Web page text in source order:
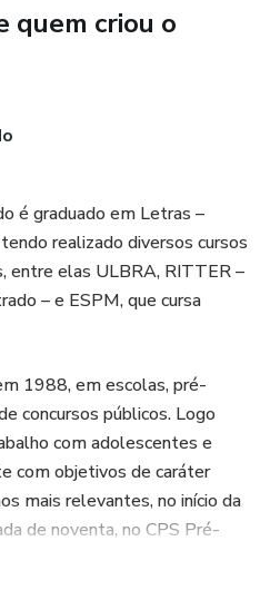
quem criou o
é graduado em Letras –
realizado diversos cursos
entre elas ULBRA, RITTER –
– e ESPM, que cursa
1988, em escolas, pré-
concursos públicos. Logo
com adolescentes e
com objetivos de caráter
mais relevantes, no início da
de noventa, no CPS Pré-
Vestibular (Caxias).